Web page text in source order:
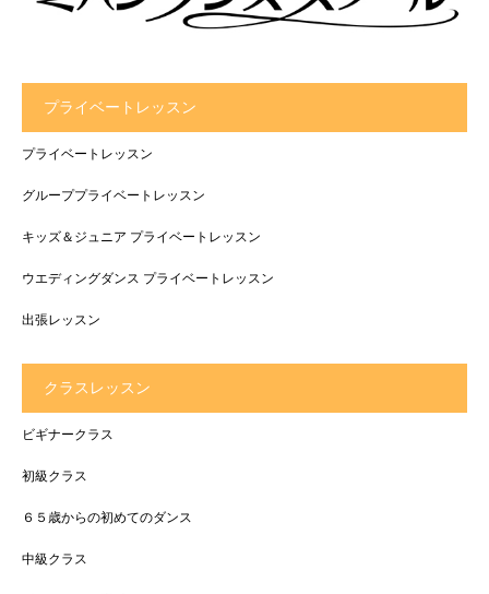
プライベートレッスン
プライベートレッスン
グループプライベートレッスン
キッズ＆ジュニア プライベートレッスン
ウエディングダンス プライベートレッスン
出張レッスン
クラスレッスン
ビギナークラス
初級クラス
６５歳からの初めてのダンス
中級クラス